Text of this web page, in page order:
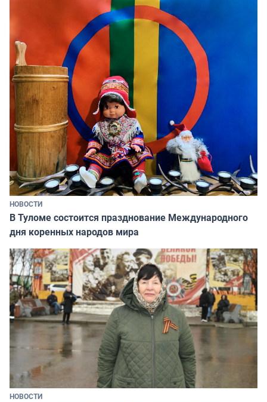
НОВОСТИ
В Туломе состоится празднование Международного
дня коренных народов мира
НОВОСТИ